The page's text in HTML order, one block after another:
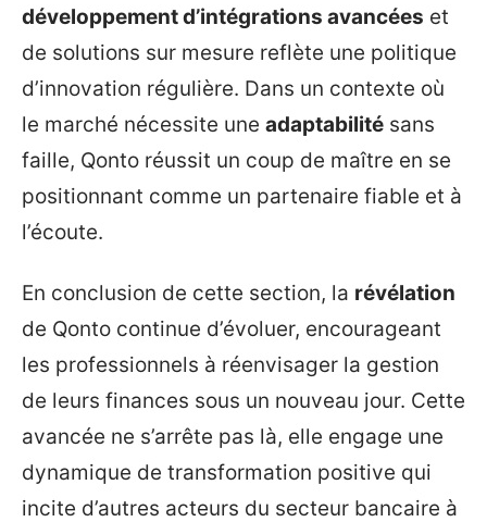
développement d’intégrations avancées et
de solutions sur mesure reflète une politique
d’innovation régulière. Dans un contexte où
le marché nécessite une adaptabilité sans
faille, Qonto réussit un coup de maître en se
positionnant comme un partenaire fiable et à
l’écoute.
En conclusion de cette section, la révélation
de Qonto continue d’évoluer, encourageant
les professionnels à réenvisager la gestion
de leurs finances sous un nouveau jour. Cette
avancée ne s’arrête pas là, elle engage une
dynamique de transformation positive qui
incite d’autres acteurs du secteur bancaire à